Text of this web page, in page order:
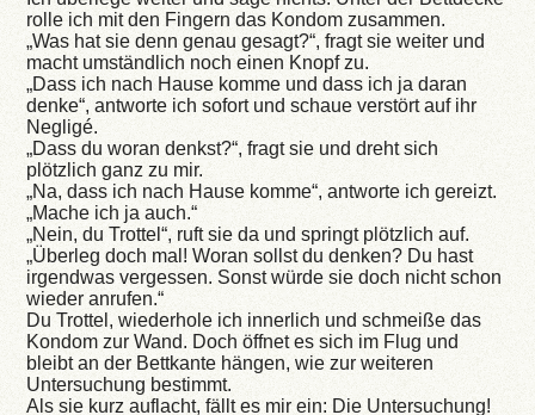
rolle ich mit den Fingern das Kondom zusammen.
„Was hat sie denn genau gesagt?“, fragt sie weiter und
macht umständlich noch einen Knopf zu.
„Dass ich nach Hause komme und dass ich ja daran
denke“, antworte ich sofort und schaue verstört auf ihr
Negligé.
„Dass du woran denkst?“, fragt sie und dreht sich
plötzlich ganz zu mir.
„Na, dass ich nach Hause komme“, antworte ich gereizt.
„Mache ich ja auch.“
„Nein, du Trottel“, ruft sie da und springt plötzlich auf.
„Überleg doch mal! Woran sollst du denken? Du hast
irgendwas vergessen. Sonst würde sie doch nicht schon
wieder anrufen.“
Du Trottel, wiederhole ich innerlich und schmeiße das
Kondom zur Wand. Doch öffnet es sich im Flug und
bleibt an der Bettkante hängen, wie zur weiteren
Untersuchung bestimmt.
Als sie kurz auflacht, fällt es mir ein: Die Untersuchung!